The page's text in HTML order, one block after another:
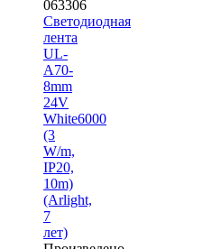
063306
Светодиодная
лента
UL-
A70-
8mm
24V
White6000
(3
W/m,
IP20,
10m)
(Arlight,
7
лет)